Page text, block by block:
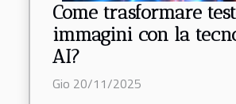
Come trasformare
immagini con la
AI?
Gio 20/11/2025